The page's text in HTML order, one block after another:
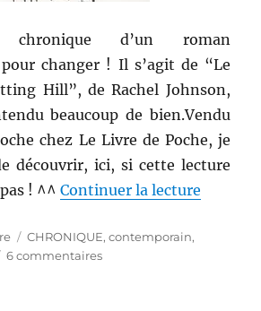
d’un roman
changer ! Il s’agit de “Le
Hill”, de Rachel Johnson,
beaucoup de bien.Vendu
chez Le Livre de Poche, je
découvrir, ici, si cette lecture
pas ! ^^Continuer la lecture
Étiquettes
CHRONIQUE,contemporain,
6 commentairessur